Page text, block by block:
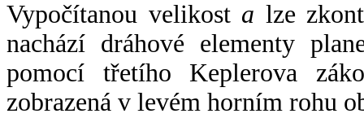
Vypočítanou velikost a lze
nachází dráhové elementy
pomocí třetího Keplerova
zobrazená v levém horním rohu